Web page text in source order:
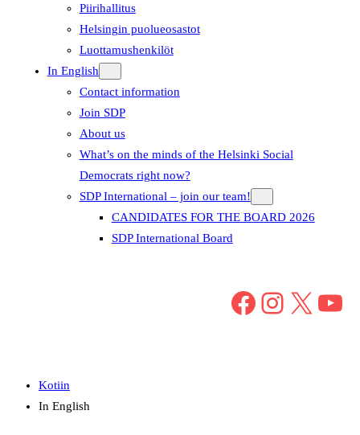
Piirihallitus
Helsingin puolueosastot
Luottamushenkilöt
In English
Contact information
Join SDP
About us
What’s on the minds of the Helsinki Social
Democrats right now?
SDP International – join our team!
CANDIDATES FOR THE BOARD 2026
SDP International Board
Facebook Instagram X YouTube
Kotiin
In English